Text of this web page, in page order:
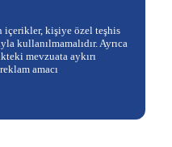
içerikler, kişiye özel teşhis
kullanılmamalıdır. Ayrıca
mevzuata aykırı
amacı